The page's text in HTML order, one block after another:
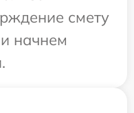
смету
начнем